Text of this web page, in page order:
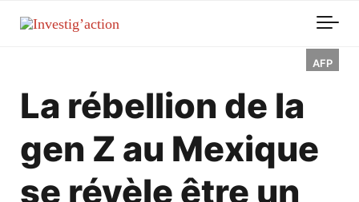
AFP
La rébellion de la
gen Z au Mexique
se révèle être un